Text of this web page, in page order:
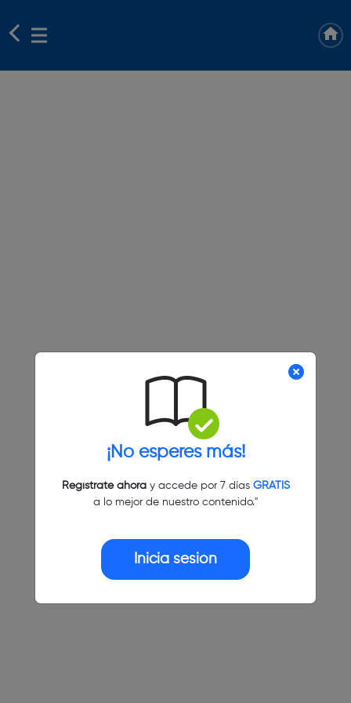
¡No esperes más!
Regístrate ahoray accede por 7 días GRATIS
a lo mejor de nuestro contenido."
Inicia sesión